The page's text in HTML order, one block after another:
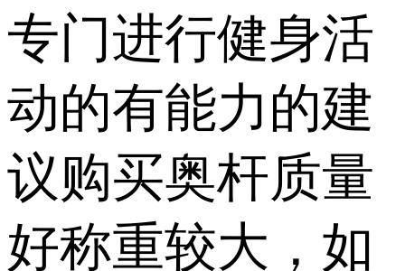
专门进行健身活
动的有能力的建
议购买奥杆质量
好称重较大，如